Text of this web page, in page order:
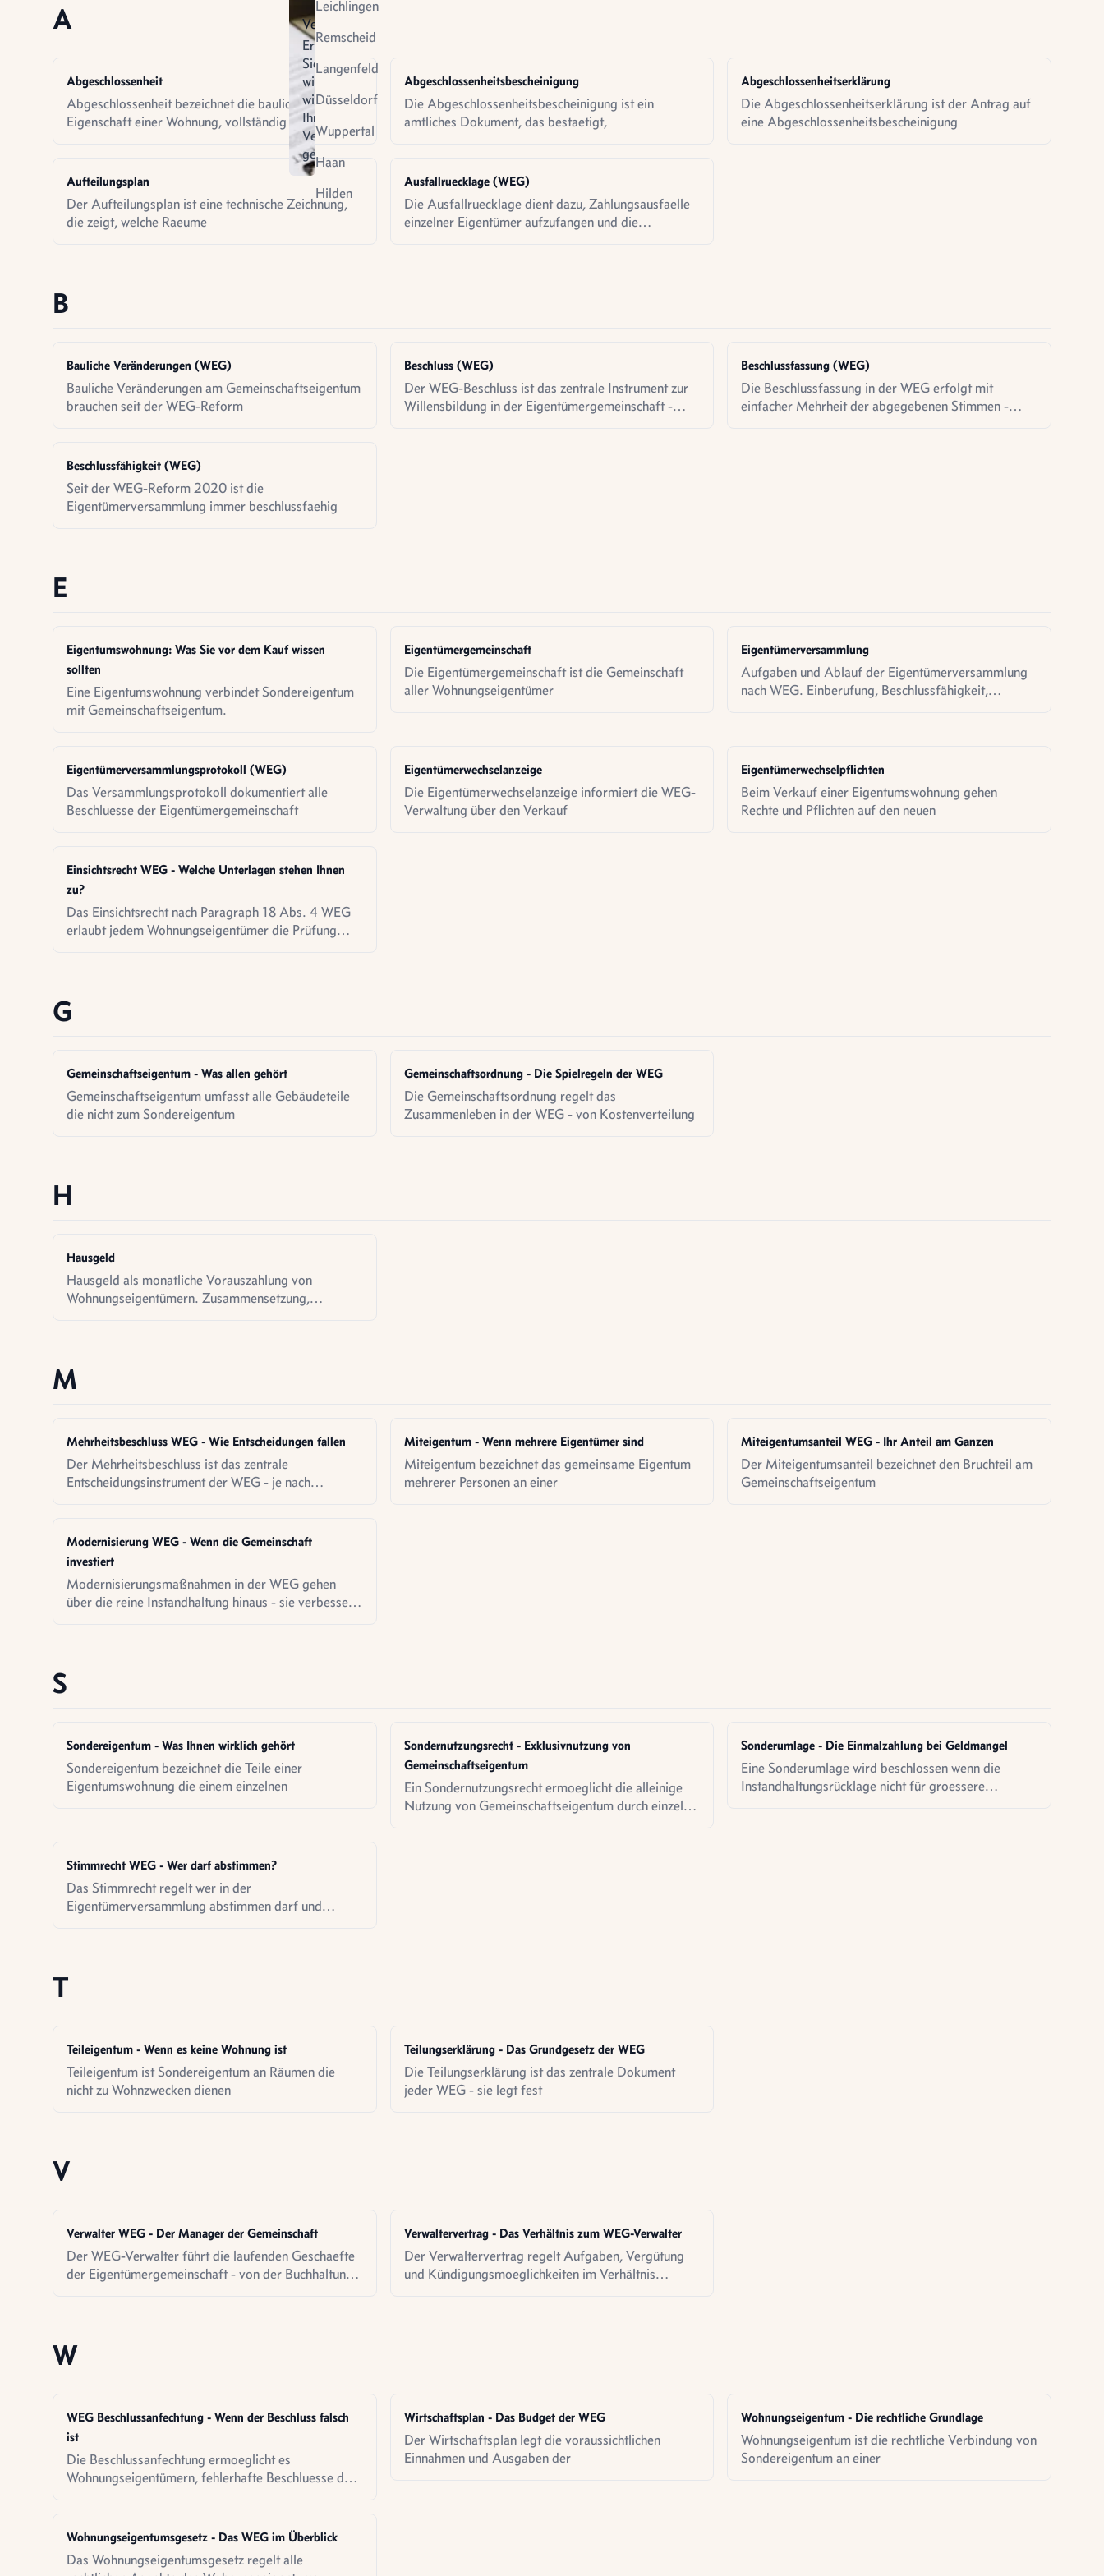
Verkauf
Erfahren
Sie
wie
wir
Ihren
Verkauf
gestalten
Vermietung
Virtuelle
Leichlingen
Remscheid
Langenfeld
Düsseldorf
Wuppertal
Haan
Hilden
A
Abgeschlossenheit
Abgeschlossenheit bezeichnet die bauliche
Eigenschaft einer Wohnung, vollständig
Abgeschlossenheitsbescheinigung
Die Abgeschlossenheitsbescheinigung ist ein
amtliches Dokument, das bestaetigt,
Abgeschlossenheitserklärung
Die Abgeschlossenheitserklärung ist der Antrag auf
eine Abgeschlossenheitsbescheinigung
Aufteilungsplan
Der Aufteilungsplan ist eine technische Zeichnung,
die zeigt, welche Raeume
Ausfallruecklage (WEG)
Die Ausfallruecklage dient dazu, Zahlungsausfaelle
einzelner Eigentümer aufzufangen und die
B
Bauliche Veränderungen (WEG)
Bauliche Veränderungen am Gemeinschaftseigentum
brauchen seit der WEG-Reform
Beschluss (WEG)
Der WEG-Beschluss ist das zentrale Instrument zur
Willensbildung in der Eigentümergemeinschaft -
Beschlussfassung (WEG)
Die Beschlussfassung in der WEG erfolgt mit
einfacher Mehrheit der abgegebenen Stimmen -
Beschlussfähigkeit (WEG)
Seit der WEG-Reform 2020 ist die
Eigentümerversammlung immer beschlussfaehig
E
Eigentumswohnung: Was Sie vor dem Kauf wissen
sollten
Eine Eigentumswohnung verbindet Sondereigentum
mit Gemeinschaftseigentum.
Eigentümergemeinschaft
Die Eigentümergemeinschaft ist die Gemeinschaft
aller Wohnungseigentümer
Eigentümerversammlung
Aufgaben und Ablauf der Eigentümerversammlung
nach WEG. Einberufung, Beschlussfähigkeit,
Eigentümerversammlungsprotokoll (WEG)
Das Versammlungsprotokoll dokumentiert alle
Beschluesse der Eigentümergemeinschaft
Eigentümerwechselanzeige
Die Eigentümerwechselanzeige informiert die WEG-
Verwaltung über den Verkauf
Eigentümerwechselpflichten
Beim Verkauf einer Eigentumswohnung gehen
Rechte und Pflichten auf den neuen
Einsichtsrecht WEG - Welche Unterlagen stehen Ihnen
zu?
Das Einsichtsrecht nach Paragraph 18 Abs. 4 WEG
erlaubt jedem Wohnungseigentümer die Prüfung
G
Gemeinschaftseigentum - Was allen gehört
Gemeinschaftseigentum umfasst alle Gebäudeteile
die nicht zum Sondereigentum
Gemeinschaftsordnung - Die Spielregeln der WEG
Die Gemeinschaftsordnung regelt das
Zusammenleben in der WEG - von Kostenverteilung
H
Hausgeld
Hausgeld als monatliche Vorauszahlung von
Wohnungseigentümern. Zusammensetzung,
M
Mehrheitsbeschluss WEG - Wie Entscheidungen fallen
Der Mehrheitsbeschluss ist das zentrale
Entscheidungsinstrument der WEG - je nach
Miteigentum - Wenn mehrere Eigentümer sind
Miteigentum bezeichnet das gemeinsame Eigentum
mehrerer Personen an einer
Miteigentumsanteil WEG - Ihr Anteil am Ganzen
Der Miteigentumsanteil bezeichnet den Bruchteil am
Gemeinschaftseigentum
Modernisierung WEG - Wenn die Gemeinschaft
investiert
Modernisierungsmaßnahmen in der WEG gehen
über die reine Instandhaltung hinaus - sie verbessern
S
Sondereigentum - Was Ihnen wirklich gehört
Sondereigentum bezeichnet die Teile einer
Eigentumswohnung die einem einzelnen
Sondernutzungsrecht - Exklusivnutzung von
Gemeinschaftseigentum
Ein Sondernutzungsrecht ermoeglicht die alleinige
Nutzung von Gemeinschaftseigentum durch einzelne
Sonderumlage - Die Einmalzahlung bei Geldmangel
Eine Sonderumlage wird beschlossen wenn die
Instandhaltungsrücklage nicht für groessere
Stimmrecht WEG - Wer darf abstimmen?
Das Stimmrecht regelt wer in der
Eigentümerversammlung abstimmen darf und
T
Teileigentum - Wenn es keine Wohnung ist
Teileigentum ist Sondereigentum an Räumen die
nicht zu Wohnzwecken dienen
Teilungserklärung - Das Grundgesetz der WEG
Die Teilungserklärung ist das zentrale Dokument
jeder WEG - sie legt fest
V
Verwalter WEG - Der Manager der Gemeinschaft
Der WEG-Verwalter führt die laufenden Geschaefte
der Eigentümergemeinschaft - von der Buchhaltung
Verwaltervertrag - Das Verhältnis zum WEG-Verwalter
Der Verwaltervertrag regelt Aufgaben, Vergütung
und Kündigungsmoeglichkeiten im Verhältnis
W
WEG Beschlussanfechtung - Wenn der Beschluss falsch
ist
Die Beschlussanfechtung ermoeglicht es
Wohnungseigentümern, fehlerhafte Beschluesse der
Wirtschaftsplan - Das Budget der WEG
Der Wirtschaftsplan legt die voraussichtlichen
Einnahmen und Ausgaben der
Wohnungseigentum - Die rechtliche Grundlage
Wohnungseigentum ist die rechtliche Verbindung von
Sondereigentum an einer
Wohnungseigentumsgesetz - Das WEG im Überblick
Das Wohnungseigentumsgesetz regelt alle